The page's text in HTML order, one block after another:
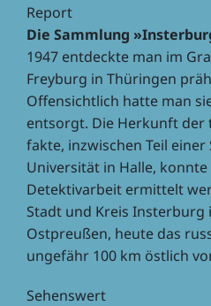
Report
Die Samm­lung
1947 entdeckte man im
Frey­burg in Thürin­gen
Offen­sicht­lich hatte man
entsorgt. Die Herkunft
fakte, inzwi­schen Teil
Univer­si­tät in Halle,
Detek­tiv­ar­beit ermit­telt
Stadt und Kreis Inster­burg
Ostpreu­ßen, heute das
unge­fähr 100 km östlich
Sehens­wert